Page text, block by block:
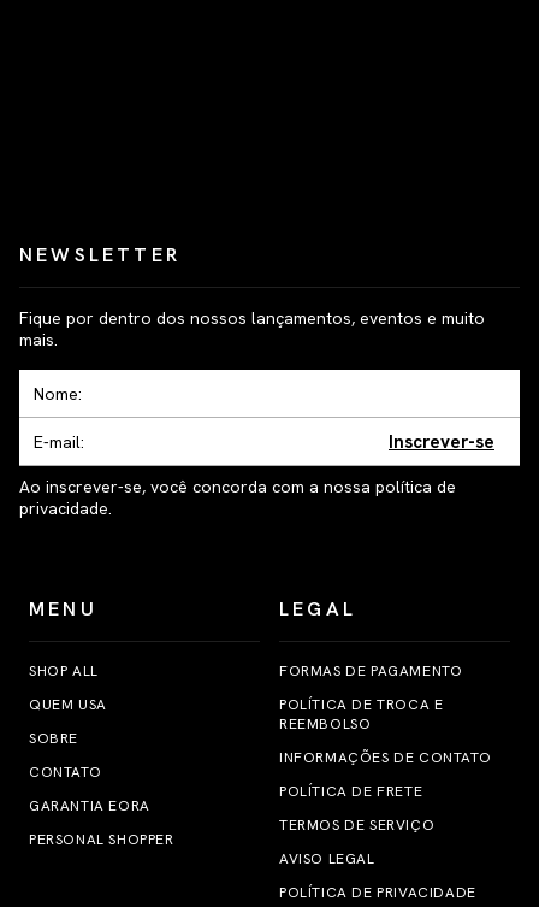
NEWSLETTER
Fique por dentro dos nossos lançamentos, eventos e muito
mais.
Inscrever-se
Ao inscrever-se, você concorda com a nossa política de
privacidade.
MENU
SHOP ALL
QUEM USA
SOBRE
CONTATO
GARANTIA EORA
PERSONAL SHOPPER
LEGAL
FORMAS DE PAGAMENTO
POLÍTICA DE TROCA E
REEMBOLSO
INFORMAÇÕES DE CONTATO
POLÍTICA DE FRETE
TERMOS DE SERVIÇO
AVISO LEGAL
POLÍTICA DE PRIVACIDADE